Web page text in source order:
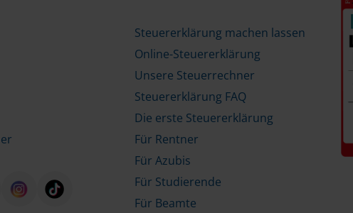
Steuererklärung machen lassen
Online-Steuererklärung
Unsere Steuerrechner
Steuererklärung FAQ
Die erste Steuererklärung
Für Rentner
Für Azubis
Für Studierende
Für Beamte